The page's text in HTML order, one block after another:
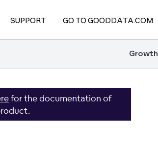
SUPPORT GO TO GOODDATA.COM
Growth
for the documentation of